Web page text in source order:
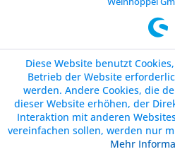
Diese Website benutzt
Betrieb der Website
werden. Andere Cookies, die
dieser Website erhöhen, der
Interaktion mit anderen
vereinfachen sollen, werden nur
Mehr